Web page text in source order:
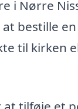
i Nørre
bestille
til kirken